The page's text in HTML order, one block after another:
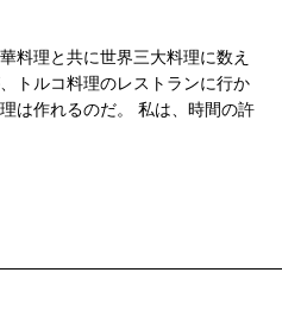
料理と共に世界三大料理に数え
トルコ料理のレストランに行か
は作れるのだ。 私は、時間の許